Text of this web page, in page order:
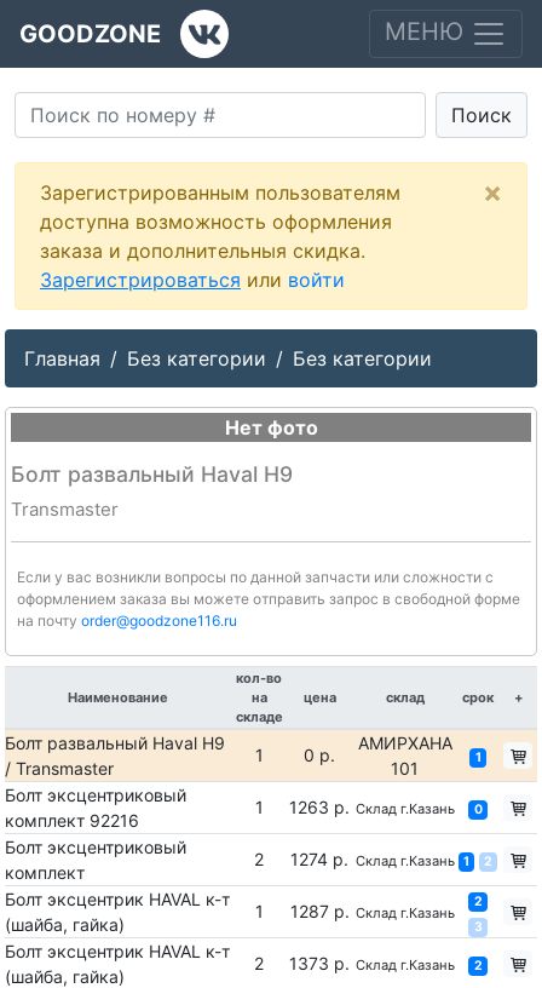
GOODZONE МЕНЮ
Поиск
Зарегистрированным пользователям
доступна возможность оформления
заказа и дополнительныя скидка.
Зарегистрироваться или войти
×
Главная Без категории Без категории
Нет фото
Болт развальный Haval H9
Transmaster
Если у вас возникли вопросы по данной запчасти или сложности с
оформлением заказа вы можете отправить запрос в свободной форме
на почту order@goodzone116.ru
Наименование
кол-во
на
складе
цена склад срок +
Болт развальный Haval H9
/ Transmaster
1 0 р.
АМИРХАНА
101
1
Болт эксцентриковый
комплект 92216
1 1263 р. Склад г.Казань 0
Болт эксцентриковый
комплект
2 1274 р. Склад г.Казань 1 2
Болт эксцентрик HAVAL к-т
(шайба, гайка)
1 1287 р. Склад г.Казань
2
3
Болт эксцентрик HAVAL к-т
(шайба, гайка)
2 1373 р. Склад г.Казань 2